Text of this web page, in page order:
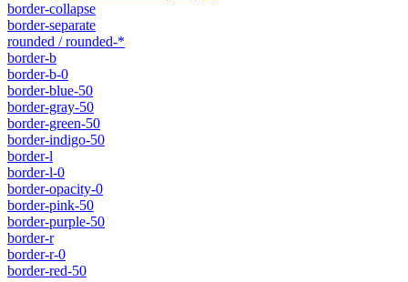
border-collapse
border-separate
rounded / rounded-*
border-b
border-b-0
border-blue-50
border-gray-50
border-green-50
border-indigo-50
border-l
border-l-0
border-opacity-0
border-pink-50
border-purple-50
border-r
border-r-0
border-red-50